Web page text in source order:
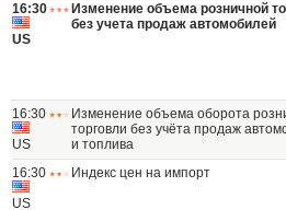
16:30
US
Изменение объема розничной
без учета продаж автомобилей
16:30
US
Изменение объема оборота
торговли без учёта продаж
и топлива
16:30
US
Индекс цен на импорт